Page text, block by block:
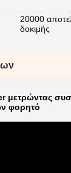
20000
δοκιμής
μετρώντας
φορητό